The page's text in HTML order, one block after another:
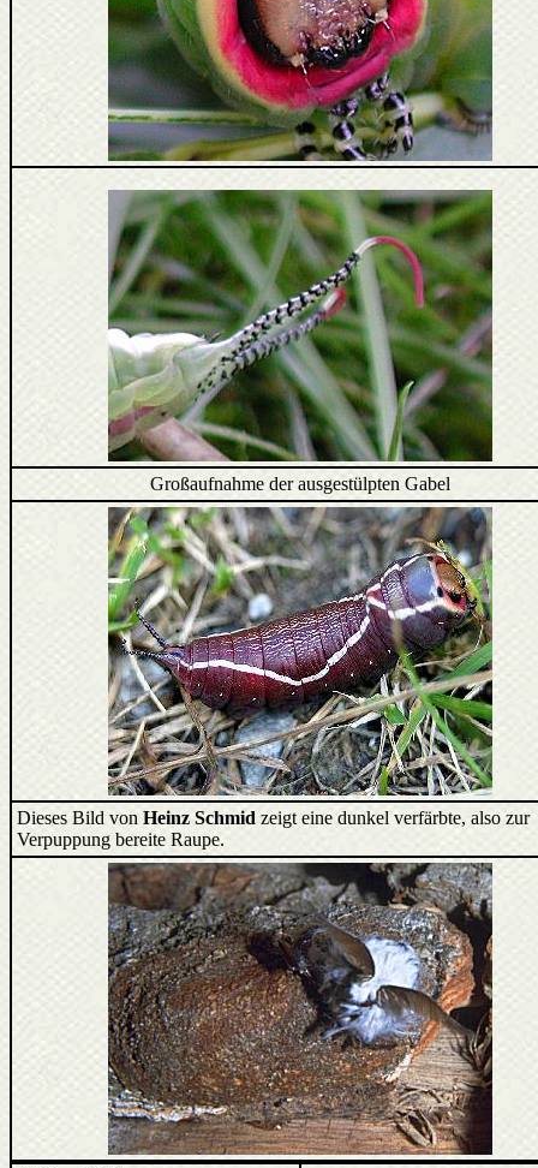
Großaufnahme der ausgestülpten Gabel
Dieses Bild von Heinz Schmid zeigt eine dunkel verfärbte, also zur
Verpuppung bereite Raupe.